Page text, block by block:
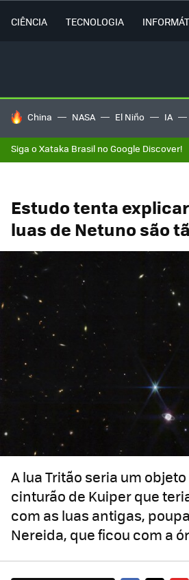
CIÊNCIA TECNOLOGIA
TENDÊNCIAS DO DIA
China NASA El Niño IA
Siga o Xataka Brasil no Google Discover!
Estudo tenta
luas de Netuno são
A lua Tritão seria um
cinturão de Kuiper que
com as luas antigas,
Nereida, que ficou com a